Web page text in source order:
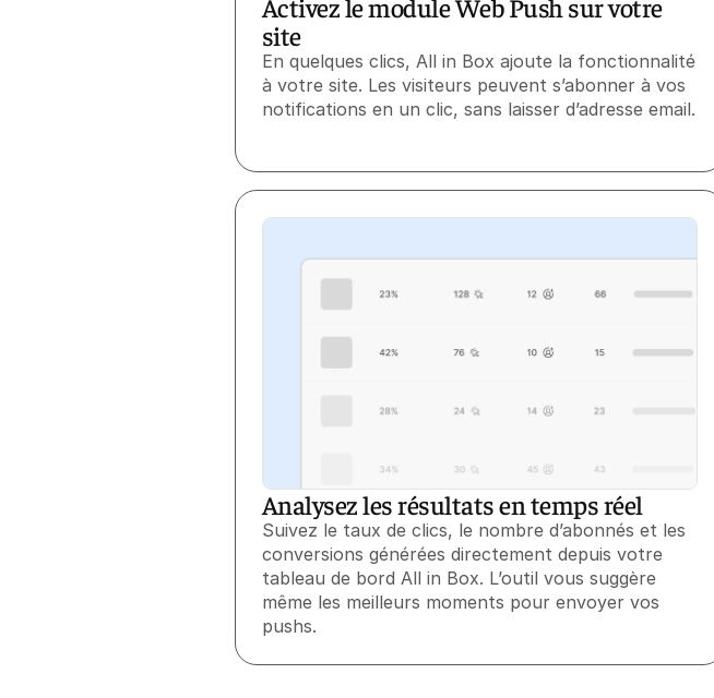
Activez le module Web Push sur votre
site
En quelques clics, All in Box ajoute la fonctionnalité
à votre site. Les visiteurs peuvent s’abonner à vos
notifications en un clic, sans laisser d’adresse email.
Analysez les résultats en temps réel
Suivez le taux de clics, le nombre d’abonnés et les
conversions générées directement depuis votre
tableau de bord All in Box. L’outil vous suggère
même les meilleurs moments pour envoyer vos
pushs.